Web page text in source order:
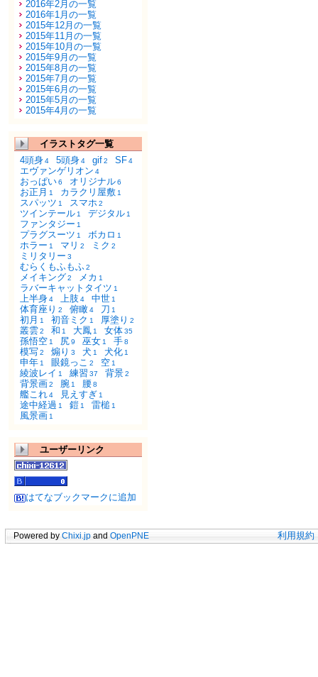
2016年2月の一覧
2016年1月の一覧
2015年12月の一覧
2015年11月の一覧
2015年10月の一覧
2015年9月の一覧
2015年8月の一覧
2015年7月の一覧
2015年6月の一覧
2015年5月の一覧
2015年4月の一覧
イラストタグ一覧
4頭身4 5頭身4 gif2 SF4
エヴァンゲリオン 4
おっぱい6 オリジナル6
お正月 1 カラクリ屋敷 1
スパッツ 1 スマホ 2
ツインテール 1 デジタル 1
ファンタジー 1
プラグスーツ 1 ボカロ 1
ホラー 1 マリ 2 ミク 2
ミリタリー 3
むらくもふもふ2
メイキング2 メカ 1
ラバーキャットタイツ 1
上半身4 上肢 4 中世 1
体育座り 2 俯瞰4 刀 1
初月 1 初音ミク 1 厚塗り 2
叢雲2 和 1 大鳳 1 女体35
孫悟空 1 尻9 巫女 1 手8
模写2 煽り 3 犬 1 犬化 1
申年 1 眼鏡っこ 2 空 1
綾波レイ 1 練習 37 背景2
背景画2 腕 1 腰8
艦これ4 見えすぎ 1
途中経過 1 鎧 1 雷槌 1
風景画 1
ユーザーリンク
はてなブックマークに追加
Powered by Chixi.jp and OpenPNE 利用規約